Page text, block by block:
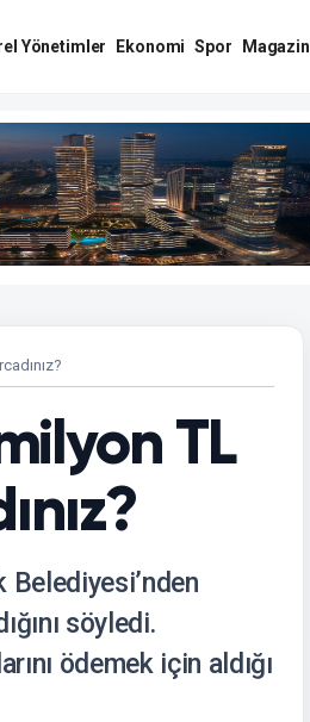
Yönetimler Ekonomi Spor Magazin
TL
söyledi.
ödemek için aldığı